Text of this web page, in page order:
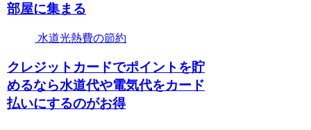
部屋に集まる
水道光熱費の節約
クレジットカードでポイントを貯
めるなら水道代や電気代をカード
払いにするのがお得